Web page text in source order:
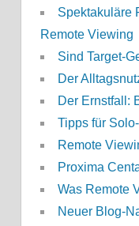
Spektakuläre
Remote Viewing
Sind Target-
Der
Der Ernstfall:
Tipps für
Remote
Proxima
Was Remote
Neuer Blog-